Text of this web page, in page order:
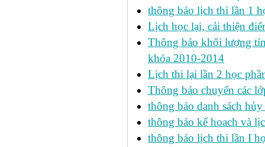
thông báo lịch thi lần 1
Lịch học lại, cải thiện
Thông báo khối lượng
khóa 2010-2014
Lịch thi lại lần 2 học
Thông báo chuyển các
thông báo danh sách
thông báo kế hoach và
thông báo lịch thi lần I